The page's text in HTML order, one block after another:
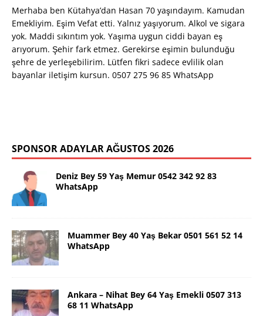
Merhaba ben Kütahya’dan Hasan 70 yaşındayım. Kamudan
Emekliyim. Eşim Vefat etti. Yalnız yaşıyorum. Alkol ve sigara
yok. Maddi sıkıntım yok. Yaşıma uygun ciddi bayan eş
arıyorum. Şehir fark etmez. Gerekirse eşimin bulunduğu
şehre de yerleşebilirim. Lütfen fikri sadece evlilik olan
bayanlar iletişim kursun. 0507 275 96 85 WhatsApp
SPONSOR ADAYLAR AĞUSTOS 2026
Deniz Bey 59 Yaş Memur 0542 342 92 83
WhatsApp
Muammer Bey 40 Yaş Bekar 0501 561 52 14
WhatsApp
Ankara – Nihat Bey 64 Yaş Emekli 0507 313
68 11 WhatsApp